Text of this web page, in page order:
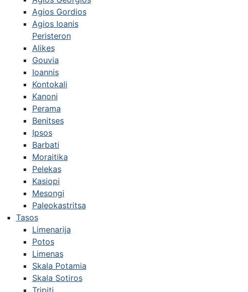
Agios Gordios
Agios Ioanis
Peristeron
Alikes
Gouvia
Ioannis
Kontokali
Kanoni
Perama
Benitses
Ipsos
Barbati
Moraitika
Pelekas
Kasiopi
Mesongi
Paleokastritsa
Tasos
Limenarija
Potos
Limenas
Skala Potamia
Skala Sotiros
Tripiti